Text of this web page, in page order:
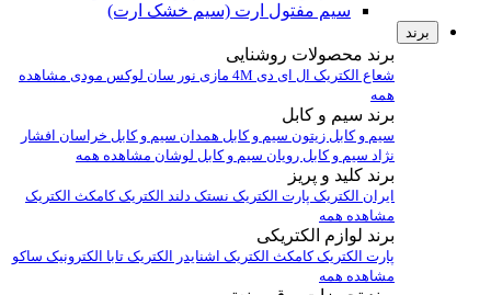
سیم مفتول ارت (سیم خشک ارت)
برند
برند محصولات روشنایی
شعاع الکتریک ال ای دی 4M مازی نور سان لوکس مودی مشاهده
همه
برند سیم و کابل
سیم و کابل زیتون سیم و کابل همدان سیم و کابل خراسان افشار
نژاد سیم و کابل رویان سیم و کابل لوشان مشاهده همه
برند کلید و پریز
ایران الکتریک پارت الکتریک نستک دلند الکتریککامکث الکتریک
مشاهده همه
برند لوازم الکتریکی
پارت الکتریککامکث الکتریک اشنایدر الکتریک تابا الکترونیک ساکو
مشاهده همه